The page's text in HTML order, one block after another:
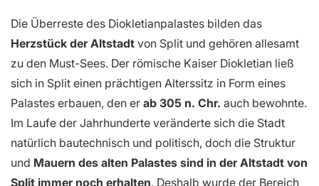
Die Überreste des Diokletianpalastes bilden das
Herzstück der Altstadt von Split und gehören allesamt
zu den Must-Sees. Der römische Kaiser Diokletian ließ
sich in Split einen prächtigen Alterssitz in Form eines
Palastes erbauen, den er ab 305 n. Chr. auch bewohnte.
Im Laufe der Jahrhunderte veränderte sich die Stadt
natürlich bautechnisch und politisch, doch die Struktur
und Mauern des alten Palastes sind in der Altstadt von
Split immer noch erhalten. Deshalb wurde der Bereich